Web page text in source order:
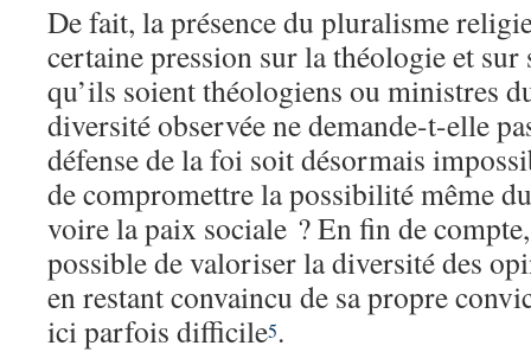
De fait, la présence du pluralisme
certaine pression sur la théologie et sur
qu’ils soient théologiens ou ministres
diversité observée ne demande-t-elle
défense de la foi soit désormais
de compromettre la possibilité même
voire la paix sociale ? En fin de
possible de valoriser la diversité des
en restant convaincu de sa propre
ici parfois difficile5.